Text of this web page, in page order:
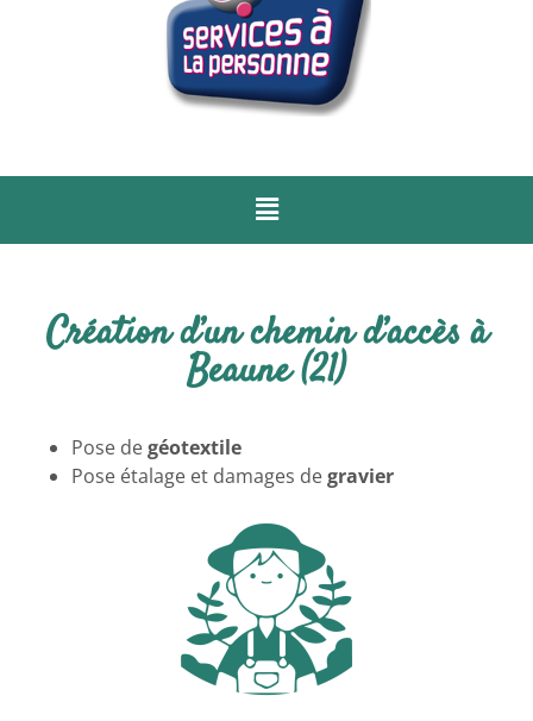
Création d’un chemin d’accès à
Beaune (21)
Pose degéotextile
Pose étalage et damages degravier